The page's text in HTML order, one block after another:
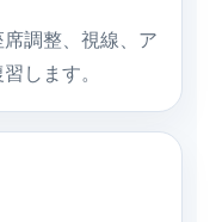
調整、視線、ア
します。